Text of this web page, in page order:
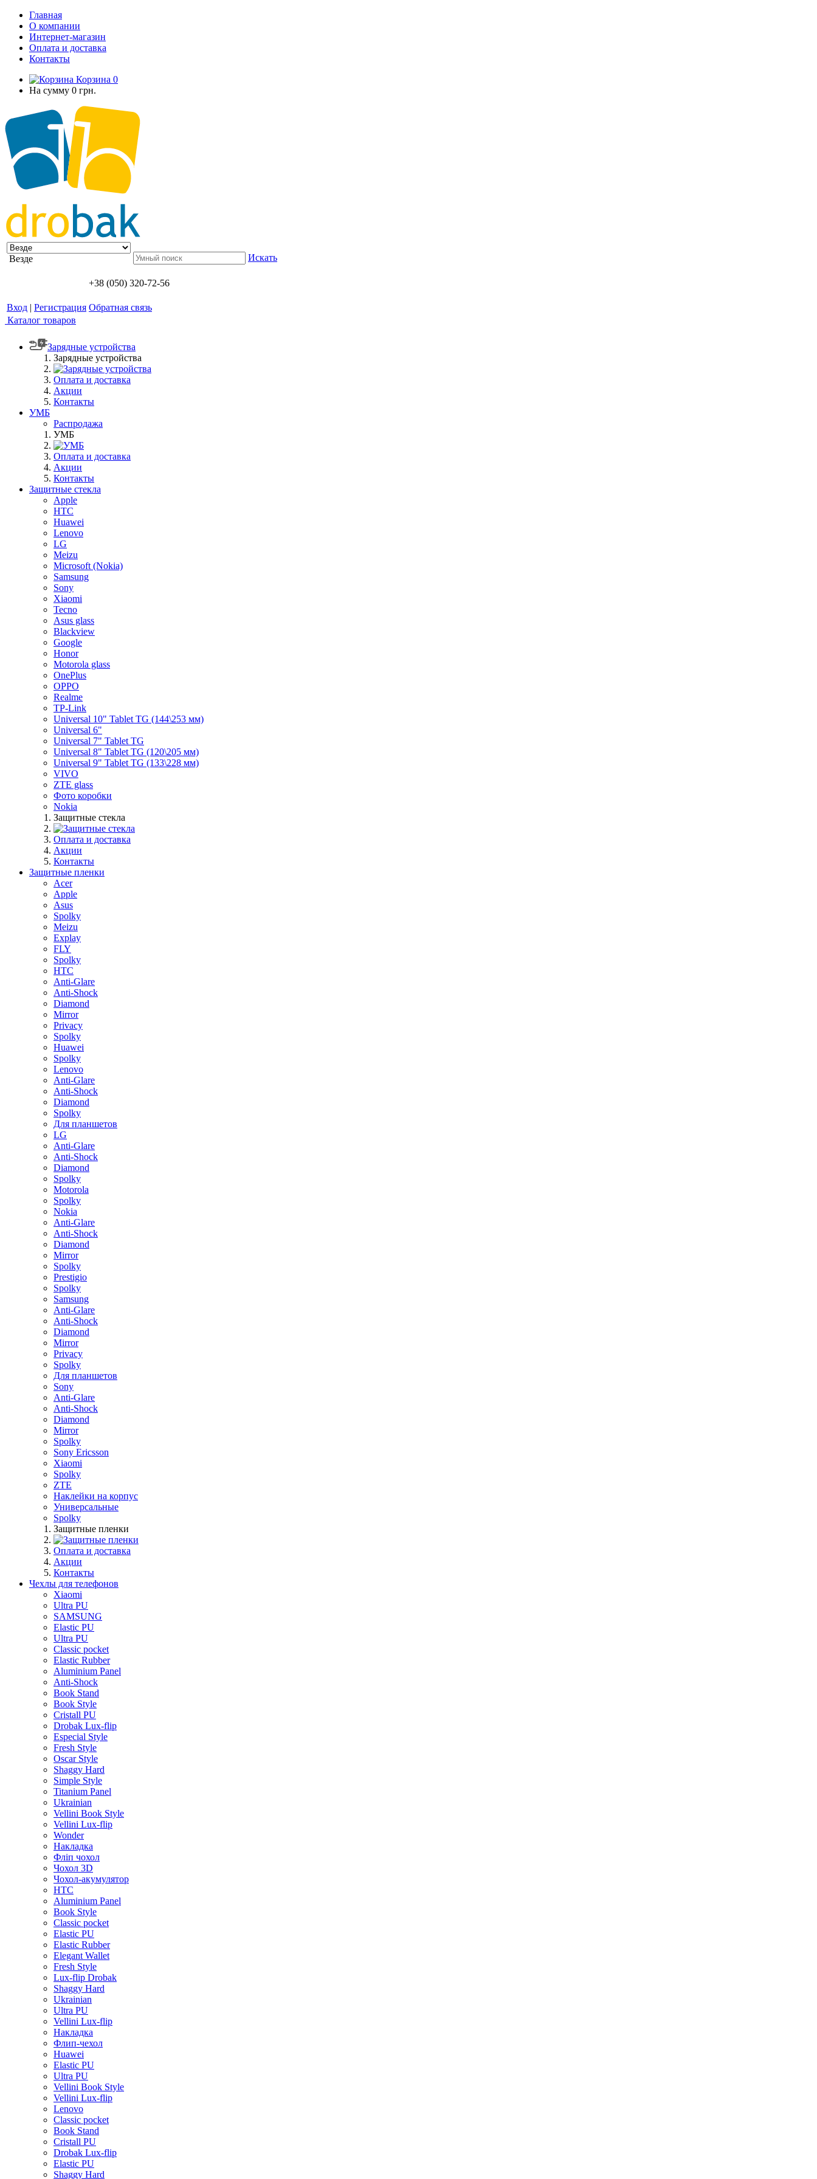
Главная
О компании
Интернет-магазин
Оплата и доставка
Контакты
Корзина 0
На сумму 0 грн.
Везде Искать
+38 (050) 320-72-56
Вход | Регистрация Обратная связь
Каталог товаров
Зарядные устройства
Зарядные устройства
Оплата и доставка
Акции
Контакты
УМБ
Распродажа
УМБ
Оплата и доставка
Акции
Контакты
Защитные стекла
Apple
HTC
Huawei
Lenovo
LG
Meizu
Microsoft (Nokia)
Samsung
Sony
Xiaomi
Tecno
Asus glass
Blackview
Google
Honor
Motorola glass
OnePlus
OPPO
Realme
TP-Link
Universal 10" Tablet TG (144\253 мм)
Universal 6"
Universal 7" Tablet TG
Universal 8" Tablet TG (120\205 мм)
Universal 9" Tablet TG (133\228 мм)
VIVO
ZTE glass
Фото коробки
Nokia
Защитные стекла
Оплата и доставка
Акции
Контакты
Защитные пленки
Acer
Apple
Asus
Spolky
Meizu
Explay
FLY
Spolky
HTC
Anti-Glare
Anti-Shock
Diamond
Mirror
Privacy
Spolky
Huawei
Spolky
Lenovo
Anti-Glare
Anti-Shock
Diamond
Spolky
Для планшетов
LG
Anti-Glare
Anti-Shock
Diamond
Spolky
Motorola
Spolky
Nokia
Anti-Glare
Anti-Shock
Diamond
Mirror
Spolky
Prestigio
Spolky
Samsung
Anti-Glare
Anti-Shock
Diamond
Mirror
Privacy
Spolky
Для планшетов
Sony
Anti-Glare
Anti-Shock
Diamond
Mirror
Spolky
Sony Ericsson
Xiaomi
Spolky
ZTE
Наклейки на корпус
Универсальные
Spolky
Защитные пленки
Оплата и доставка
Акции
Контакты
Чехлы для телефонов
Xiaomi
Ultra PU
SAMSUNG
Elastic PU
Ultra PU
Classic pocket
Elastic Rubber
Aluminium Panel
Anti-Shock
Book Stand
Book Style
Cristall PU
Drobak Lux-flip
Especial Style
Fresh Style
Oscar Style
Shaggy Hard
Simple Style
Titanium Panel
Ukrainian
Vellini Book Style
Vellini Lux-flip
Wonder
Накладка
Фліп чохол
Чохол 3D
Чохол-акумулятор
HTC
Aluminium Panel
Book Style
Classic pocket
Elastic PU
Elastic Rubber
Elegant Wallet
Fresh Style
Lux-flip Drobak
Shaggy Hard
Ukrainian
Ultra PU
Vellini Lux-flip
Накладка
Флип-чехол
Huawei
Elastic PU
Ultra PU
Vellini Book Style
Vellini Lux-flip
Lenovo
Classic pocket
Book Stand
Cristall PU
Drobak Lux-flip
Elastic PU
Shaggy Hard